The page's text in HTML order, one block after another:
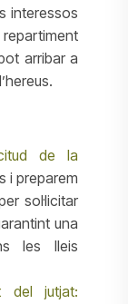
interessos
repartiment
arribar a
de la
i preparem
sol·licitar
una
les lleis
del jutjat: